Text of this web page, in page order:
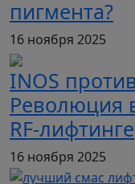
пигмента?
16 ноября 2025
INOS
Революция
RF-лифтинге
16 ноября 2025